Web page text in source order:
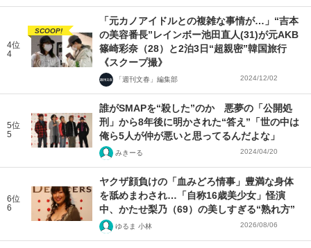
4位
4
SCOOP!
「元カノアイドルとの複雑な事情が…」“吉本
の美容番長”レインボー池田直人(31)が元AKB
篠崎彩奈（28）と2泊3日“超親密”韓国旅行
《スクープ撮》
「週刊文春」編集部 2024/12/02
5位
5
誰がSMAPを“殺した”のか 悪夢の「公開処
刑」から8年後に明かされた“答え”「世の中は
俺ら5人が仲が悪いと思ってるんだよな」
みきーる 2024/04/20
6位
6
ヤクザ顔負けの「血みどろ情事」豊満な身体
を舐めまわされ…「自称16歳美少女」怪演
中、かたせ梨乃（69）の美しすぎる“熟れ方”
ゆるま 小林 2026/08/06